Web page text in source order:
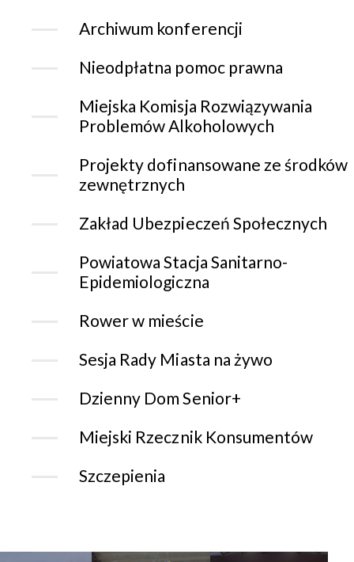
Archiwum konferencji
Nieodpłatna pomoc prawna
Miejska Komisja Rozwiązywania
Problemów Alkoholowych
Projekty dofinansowane ze środków
zewnętrznych
Zakład Ubezpieczeń Społecznych
Powiatowa Stacja Sanitarno-
Epidemiologiczna
Rower w mieście
Sesja Rady Miasta na żywo
Dzienny Dom Senior+
Miejski Rzecznik Konsumentów
Szczepienia